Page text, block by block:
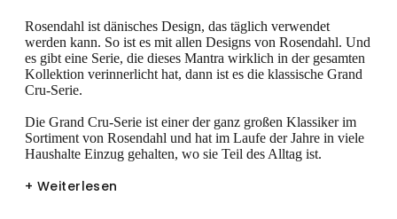
Rosendahl ist dänisches Design, das täglich verwendet
werden kann. So ist es mit allen Designs von Rosendahl. Und
es gibt eine Serie, die dieses Mantra wirklich in der gesamten
Kollektion verinnerlicht hat, dann ist es die klassische Grand
Cru-Serie.
Die Grand Cru-Serie ist einer der ganz großen Klassiker im
Sortiment von Rosendahl und hat im Laufe der Jahre in viele
Haushalte Einzug gehalten, wo sie Teil des Alltag ist.
+ Weiterlesen